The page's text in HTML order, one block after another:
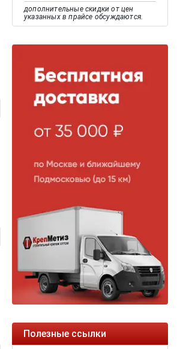
дополнительные скидки от цен
указанных в прайсе обсуждаются.
Полезные ссылки